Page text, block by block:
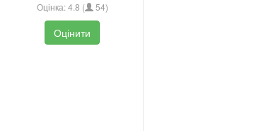
Оцінка:4.8 ( 54)
Оцінити